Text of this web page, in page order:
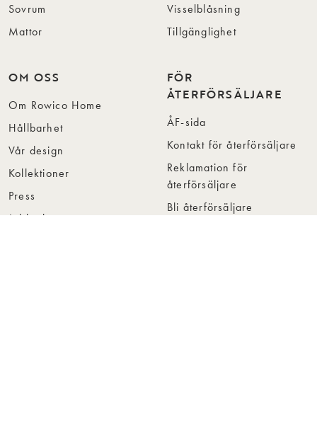
Sovrum
Mattor
Visselblåsning
Tillgänglighet
OM OSS
Om Rowico Home
Hållbarhet
Vår design
Kollektioner
Press
Jobba hos oss
FÖR
ÅTERFÖRSÄLJARE
ÅF-sida
Kontakt för återförsäljare
Reklamation för
återförsäljare
Bli återförsäljare